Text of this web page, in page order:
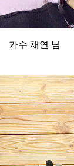
가수 채연 님